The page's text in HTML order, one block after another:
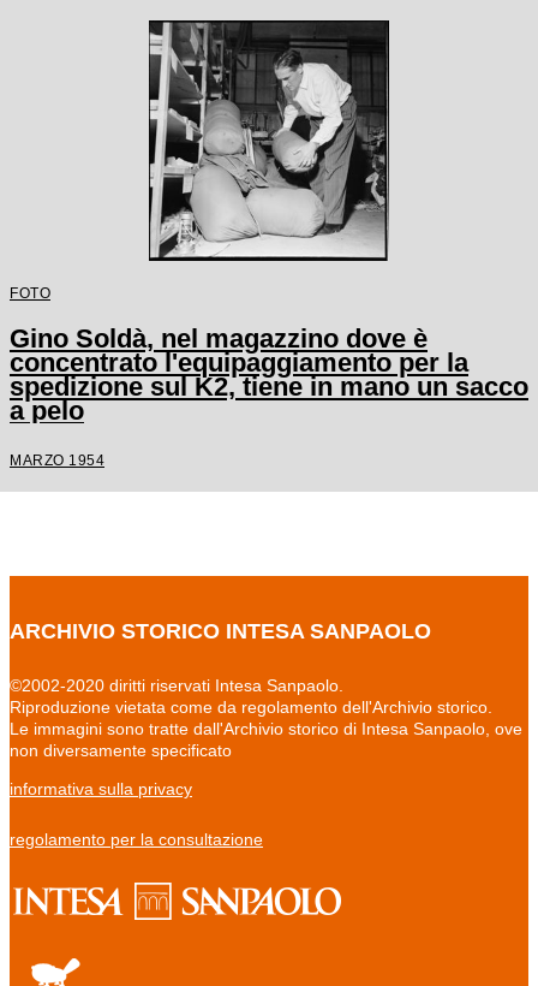
FOTO
Gino Soldà, nel magazzino dove è
concentrato l'equipaggiamento per la
spedizione sul K2, tiene in mano un sacco
a pelo
MARZO 1954
ARCHIVIO STORICO INTESA SANPAOLO
©2002-2020 diritti riservati Intesa Sanpaolo.
Riproduzione vietata come da regolamento dell'Archivio storico.
Le immagini sono tratte dall'Archivio storico di Intesa Sanpaolo, ove
non diversamente specificato
informativa sulla privacy
regolamento per la consultazione